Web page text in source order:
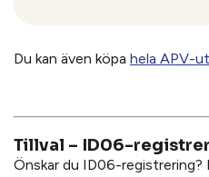
Du kan även köpa hela APV-
Tillval – ID06-
Önskar du ID06-registrering?